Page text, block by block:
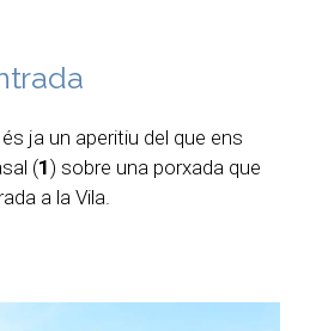
ja un aperitiu del que ens
(1) sobre una porxada que
a la Vila.